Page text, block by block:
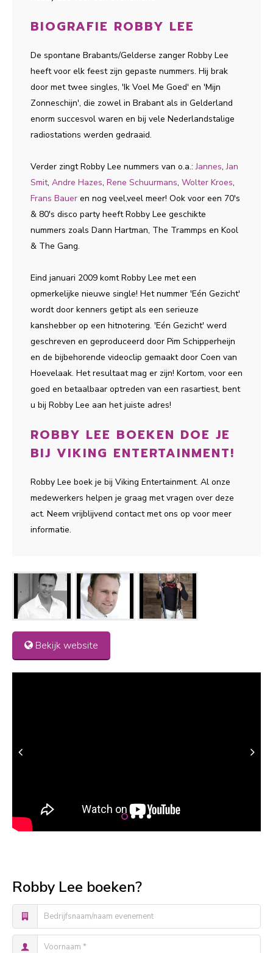
BIOGRAFIE ROBBY LEE
De spontane Brabants/Gelderse zanger Robby Lee
heeft voor elk feest zijn gepaste nummers. Hij brak
door met twee singles, 'Ik Voel Me Goed' en 'Mijn
Zonneschijn', die zowel in Brabant als in Gelderland
enorm succesvol waren en bij vele Nederlandstalige
radiostations werden gedraaid.
Verder zingt Robby Lee nummers van o.a.:Jannes,Jan
Smit, Andre Hazes, Rene Schuurmans, Wolter Kroes,
Frans Bauer en nog veel,veel meer! Ook voor een 70's
& 80's disco party heeft Robby Lee geschikte
nummers zoals Dann Hartman, The Trammps en Kool
& The Gang.
Eind januari 2009 komt Robby Lee met een
opmerkelijke nieuwe single! Het nummer 'Eén Gezicht'
wordt door kenners getipt als een serieuze
kanshebber op een hitnotering. 'Eén Gezicht' werd
geschreven en geproduceerd door Pim Schipperheijn
en de bijbehorende videoclip gemaakt door Coen van
Hoevelaak. Het resultaat mag er zijn! Kortom, voor een
goed en betaalbaar optreden van een rasartiest, bent
u bij Robby Lee aan het juiste adres!
ROBBY LEE BOEKEN DOE JE
BIJ VIKING ENTERTAINMENT!
Robby Lee boek je bij Viking Entertainment. Al onze
medewerkers helpen je graag met vragen over deze
act. Neem vrijblijvend contact met ons op voor meer
informatie.
Bekijk website
Robby Lee boeken?